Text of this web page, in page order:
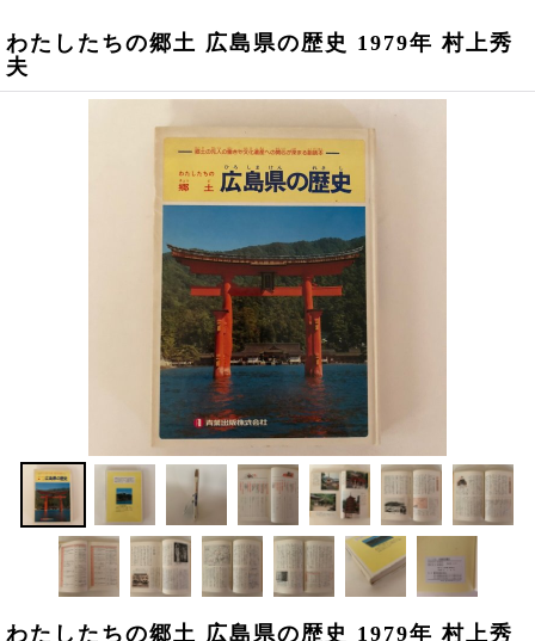
わたしたちの郷土 広島県の歴史 1979年 村上秀
夫
わたしたちの郷土 広島県の歴史 1979年 村上秀